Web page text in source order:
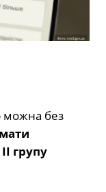
можна без
групу